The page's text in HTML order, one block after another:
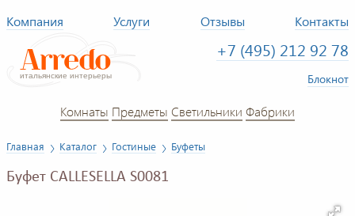
Компания Услуги Отзывы Контакты
+7 (495) 212 92 78
Блокнот
Комнаты Предметы Светильники Фабрики
Главная Каталог Гостиные Буфеты
Буфет CALLESELLA S0081